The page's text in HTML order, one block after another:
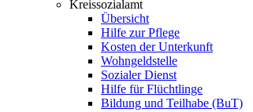
Kreissozialamt
Übersicht
Hilfe zur Pflege
Kosten der Unterkunft
Wohngeldstelle
Sozialer Dienst
Hilfe für Flüchtlinge
Bildung und Teilhabe (BuT)